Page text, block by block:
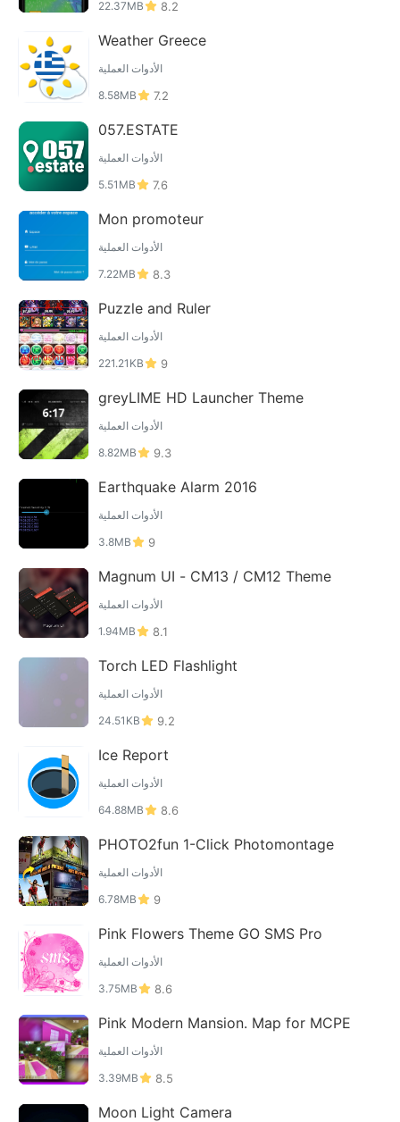
22.37MB 8.2
Weather Greece
الأدوات العملية
8.58MB
7.2
057.ESTATE
الأدوات العملية
5.51MB
7.6
Mon promoteur
الأدوات العملية
7.22MB
8.3
Puzzle and Ruler
الأدوات العملية
221.21KB
9
greyLIME HD Launcher Theme
الأدوات العملية
8.82MB
9.3
Earthquake Alarm 2016
الأدوات العملية
3.8MB
9
Magnum UI - CM13 / CM12 Theme
الأدوات العملية
1.94MB
8.1
Torch LED Flashlight
الأدوات العملية
24.51KB
9.2
Ice Report
الأدوات العملية
64.88MB
8.6
PHOTO2fun 1-Click Photomontage
الأدوات العملية
6.78MB
9
Pink Flowers Theme GO SMS Pro
الأدوات العملية
3.75MB
8.6
Pink Modern Mansion. Map for MCPE
الأدوات العملية
3.39MB
8.5
Moon Light Camera